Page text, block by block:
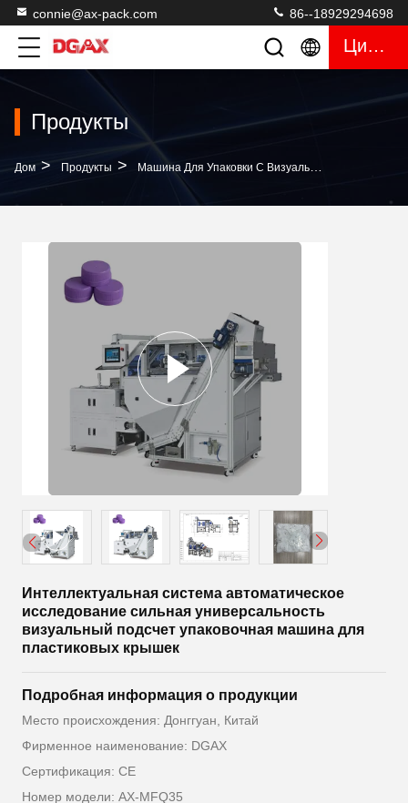
connie@ax-pack.com 86--18929294698
Цитата
Продукты
Дом > Продукты > Машина Для Упаковки С Визуальным Подсчетом
Интеллектуальная система автоматическое
исследование сильная универсальность
визуальный подсчет упаковочная машина для
пластиковых крышек
Подробная информация о продукции
Место происхождения: Донггуан, Китай
Фирменное наименование: DGAX
Сертификация: CE
Номер модели: AX-MFQ35